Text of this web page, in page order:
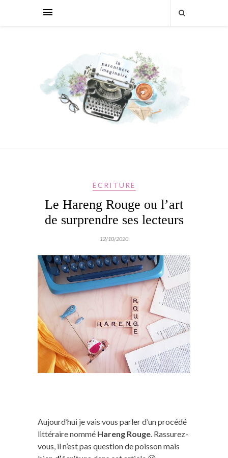
ÉCRITURE
Le Hareng Rouge ou l’art
de surprendre ses lecteurs
12/10/2020
Aujourd’hui je vais vous parler d’un procédé
littéraire nommé Hareng Rouge . Rassurez-
vous, il n’est pas question de poisson mais